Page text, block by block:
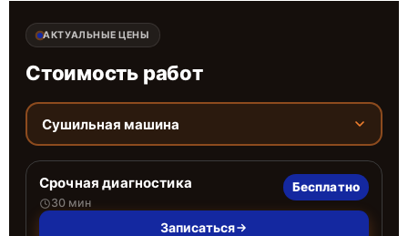
АКТУАЛЬНЫЕ ЦЕНЫ
Стоимость работ
Сушильная машина
Срочная диагностика
30 мин
Бесплатно
Записаться